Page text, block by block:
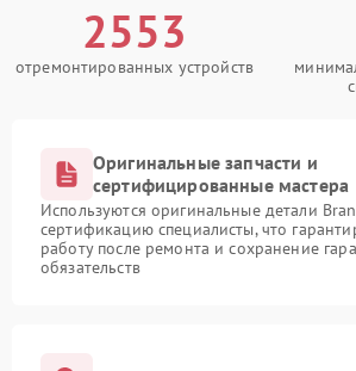
2553
отремонтированных устройств
Оригинальные запчасти и
сертифицированные мастера
Используются оригинальные детали
сертификацию специалисты, что
работу после ремонта и сохранение
обязательств